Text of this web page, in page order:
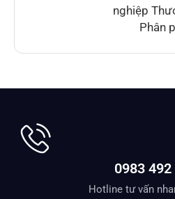
nghiệp
Phân
0983 492
Hotline tư vấn